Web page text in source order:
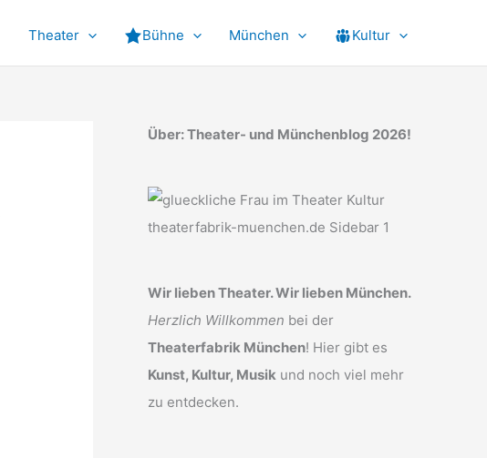
Theater Bühne München Kultur
Über: Theater- und Münchenblog 2026!
Wir lieben Theater. Wir lieben München.
Herzlich Willkommen bei der
Theaterfabrik München! Hier gibt es
Kunst, Kultur, Musik und noch viel mehr
zu entdecken.